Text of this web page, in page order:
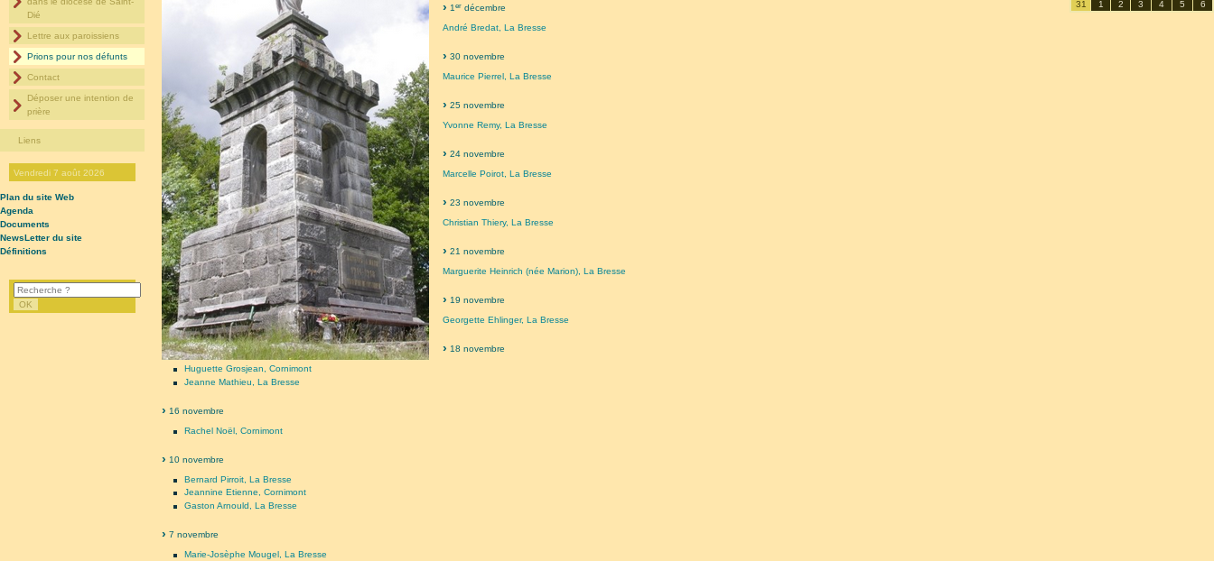
1er décembre
André Bredat, La Bresse
30 novembre
Maurice Pierrel, La Bresse
25 novembre
Yvonne Remy, La Bresse
24 novembre
Marcelle Poirot, La Bresse
23 novembre
Christian Thiery, La Bresse
21 novembre
Marguerite Heinrich (née Marion), La Bresse
19 novembre
Georgette Ehlinger, La Bresse
18 novembre
Huguette Grosjean, Cornimont
Jeanne Mathieu, La Bresse
16 novembre
Rachel Noël, Cornimont
10 novembre
Bernard Pirroit, La Bresse
Jeannine Etienne, Cornimont
Gaston Arnould, La Bresse
7 novembre
Marie-Josèphe Mougel, La Bresse
Dié
Lettre aux paroissiens
Prions pour nos défunts
Contact
Déposer une intention de
prière
Liens
Vendredi 7 août 2026
Plan du site Web
Agenda
Documents
NewsLetter du site
Définitions
31
1 2 3 4 5 6